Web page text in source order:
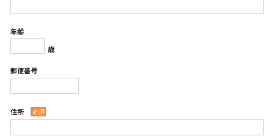
年齢
歳
郵便番号
住所 必須